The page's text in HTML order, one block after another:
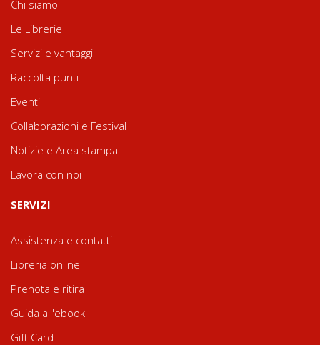
Chi siamo
Le Librerie
Servizi e vantaggi
Raccolta punti
Eventi
Collaborazioni e Festival
Notizie e Area stampa
Lavora con noi
SERVIZI
Assistenza e contatti
Libreria online
Prenota e ritira
Guida all'ebook
Gift Card